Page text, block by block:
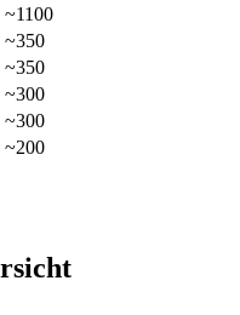
~1100
~350
~350
~300
~300
~200